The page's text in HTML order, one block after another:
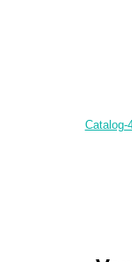
Catalog-